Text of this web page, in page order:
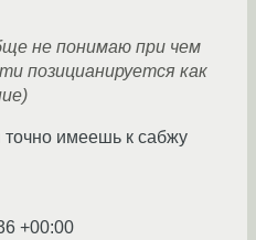
не понимаю при чем
позицианируется как
имеешь к сабжу
+00:00